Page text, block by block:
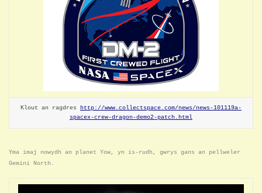
Klout an ragdres http://www.collectspace.com/news/news-101119a-
spacex-crew-dragon-demo2-patch.html
Yma imaj nowydh an planet Yow, yn is-rudh, gwrys gans an pellweler
Gemini North.